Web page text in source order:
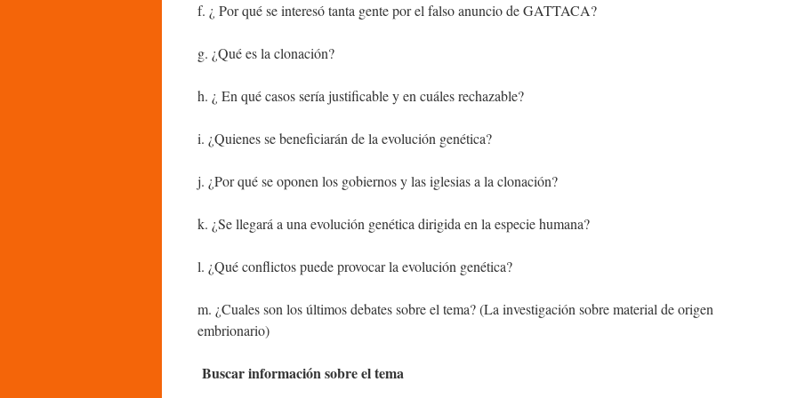
f. ¿ Por qué se interesó tanta gente por el falso anuncio de GATTACA?
g. ¿Qué es la clonación?
h. ¿ En qué casos sería justificable y en cuáles rechazable?
i. ¿Quienes se beneficiarán de la evolución genética?
j. ¿Por qué se oponen los gobiernos y las iglesias a la clonación?
k. ¿Se llegará a una evolución genética dirigida en la especie humana?
l. ¿Qué conflictos puede provocar la evolución genética?
m. ¿Cuales son los últimos debates sobre el tema? (La investigación sobre material de origen
embrionario)
Buscar información sobre el tema